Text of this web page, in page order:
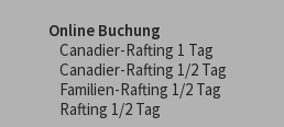
Online Buchung
Canadier-Rafting 1 Tag
Canadier-Rafting 1/2 Tag
Familien-Rafting 1/2 Tag
Rafting 1/2 Tag